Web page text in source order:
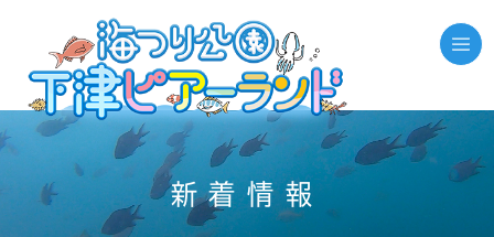
新着情報